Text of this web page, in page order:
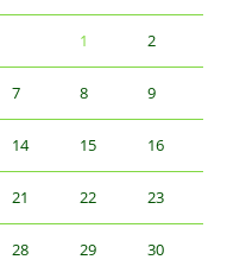
1 2
7 8 9
14 15 16
21 22 23
28 29 30